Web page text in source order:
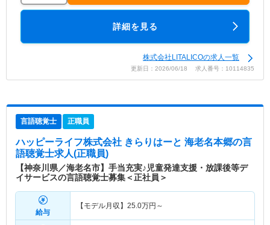
詳細を見る
株式会社LITALICOの求人一覧
更新日：2026/06/18 求人番号：10114835
言語聴覚士 正職員
ハッピーライフ株式会社 きらりはーと 海老名本郷の言
語聴覚士求人(正職員)
【神奈川県／海老名市】手当充実♪児童発達支援・放課後等デ
イサービスの言語聴覚士募集＜正社員＞
給与
【モデル月収】 25.0万円～